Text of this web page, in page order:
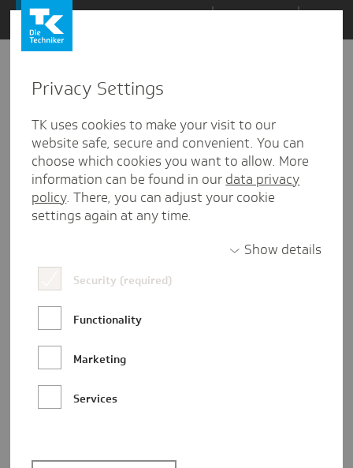
Zum
Inhalt
springen
den
Kommentaren
Privacy Settings
TK uses cookies to make your visit to our
website safe, secure and convenient. You can
choose which cookies you want to allow. More
information can be found in our data privacy
policy. There, you can adjust your cookie
settings again at any time.
Show details
Security (required)
Functionality
Marketing
Services